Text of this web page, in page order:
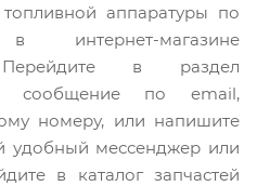
аппаратуры по
магазине
Перейдите в раздел
сообщение по email,
номеру, или напишите
удобный мессенджер или
в каталог запчастей